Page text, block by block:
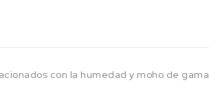
con la humedad y moho de